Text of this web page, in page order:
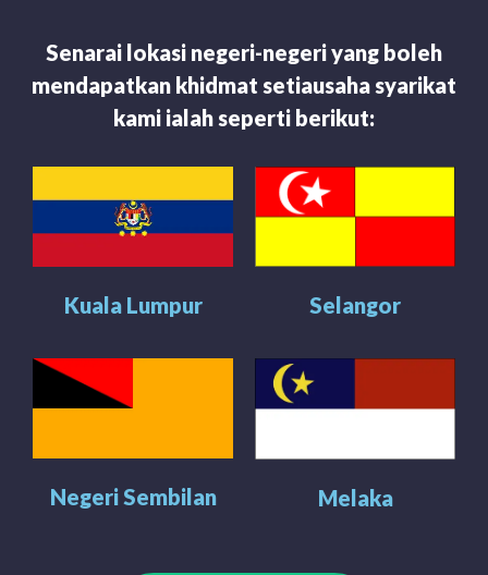
Senarai lokasi negeri-negeri yang boleh
mendapatkan khidmat setiausaha syarikat
kami ialah seperti berikut:
Kuala Lumpur Selangor
Negeri Sembilan Melaka